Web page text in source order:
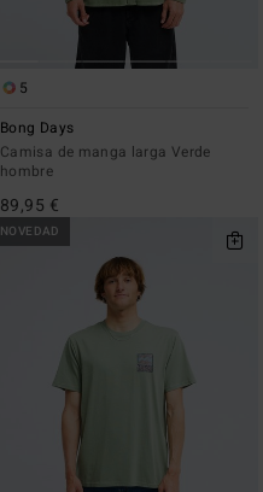
5
Bong Days
Camisa de manga larga Verde
hombre
89,95 €
NOVEDAD